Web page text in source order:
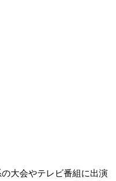
大会やテレビ番組に出演